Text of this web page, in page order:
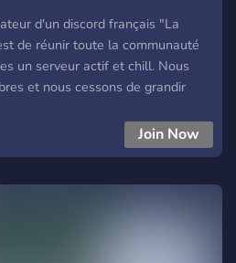
d'un discord français "La
de réunir toute la communauté
un serveur actif et chill. Nous
et nous cessons de grandir
Join Now